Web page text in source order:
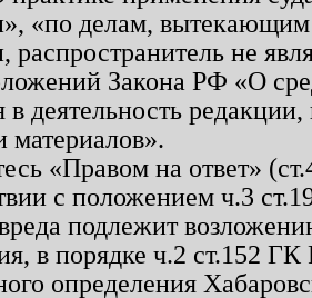
«по делам, вытекающим
не
Закона РФ «О
в деятельность
«Правом на ответ»
с положением ч.3
подлежит
в порядке ч.2 ст.152
определения